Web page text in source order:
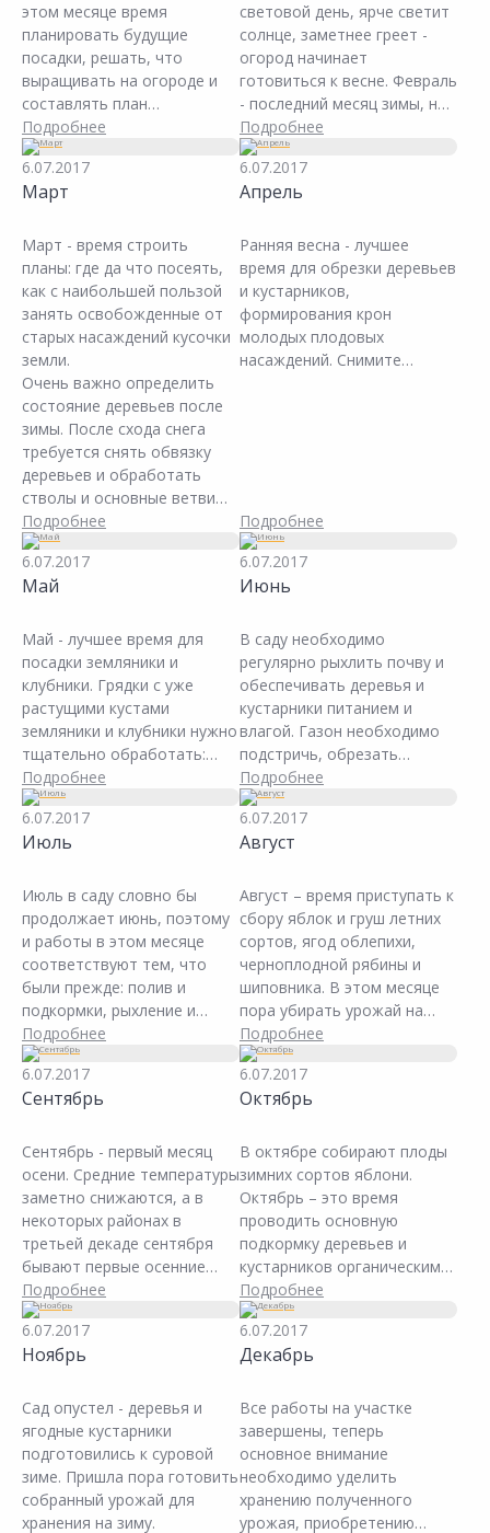
этом месяце время
планировать будущие
посадки, решать, что
выращивать на огороде и
составлять план
размещения культур. Кроме
того, это пора приобретать
в специализированных
магазинах семена овощных
и минеральные удобрения и
все для рассады.
Позаботиться о ремонте
или покупке нового
огородного инвентаря, а,
так же, позаботиться о
покупке пленки для теплиц и
парников.
Подробнее
световой день, ярче светит
солнце, заметнее греет -
огород начинает
готовиться к весне. Февраль
- последний месяц зимы, но
для овощевода-любителя
уже начинается весна.
Подробнее
6.07.2017
Март
Март - время строить
планы: где да что посеять,
как с наибольшей пользой
занять освобожденные от
старых насаждений кусочки
земли.
Очень важно определить
состояние деревьев после
зимы. После схода снега
требуется снять обвязку
деревьев и обработать
стволы и основные ветви
побелкой. При обнаружении
подмерзаний или
повреждений раны на
деревьях необходимо
ножом до здоровых тканей,
после чего
продезинфицировать
раствором железного или
медного купороса или
замазать садовым варом.
Подробнее
6.07.2017
Апрель
Ранняя весна - лучшее
время для обрезки деревьев
и кустарников,
формирования крон
молодых плодовых
насаждений. Снимите
проделайте побелку
стволов известковым
раствором. Предупредите
разрастание корней с
бордюр.
Подробнее
6.07.2017
Май
Май - лучшее время для
посадки земляники и
клубники. Грядки с уже
растущими кустами
земляники и клубники нужно
тщательно обработать:
уничтожить старые,
прошлогодние, зараженные,
больные и желтые листья,
отплодоносившие
усы, прополоть и
подкормить растения.
Подробнее
6.07.2017
Июнь
В саду необходимо
регулярно рыхлить почву и
обеспечивать деревья и
кустарники питанием и
влагой. Газон необходимо
подстричь, обрезать
молодые побеги,
сформировать живые
изгороди и отдельные
кусты, обеспечить
заканчивают высадку
цветов: высаживают
корневища многолетников и
роз.
Подробнее
6.07.2017
Июль
Июль в саду словно бы
продолжает июнь, поэтому
и работы в этом месяце
соответствуют тем, что
были прежде: полив и
подкормки, рыхление и
борьба с сорняками. Но
есть и существенная
разница: в июле многие
деревья и большинство
урожай. Если ожидается
большой урожай плодовых
– под ветки стоит
подставить подпорки,
чтобы сучья деревьев не
обламывались под
тяжестью плодов. Соберите
урожай смородины,
крыжовника и малины.
После окончательного
подкормите кусты.
Подробнее
6.07.2017
Август
Август – время приступать к
сбору яблок и груш летних
сортов, ягод облепихи,
черноплодной рябины и
шиповника. В этом месяце
пора убирать урожай на
овощных грядках. В первой
половине августа в сухую
погоду можно убирать лук и
чеснок, а в конце месяца –
моркови.
Подробнее
6.07.2017
Сентябрь
Сентябрь - первый месяц
осени. Средние температуры
заметно снижаются, а в
некоторых районах в
третьей декаде сентября
бывают первые осенние
заморозки, начинается
листопад. До наступления
заморозков должны быть
завершены все летние
очень важно вовремя
приступить к подготовке
растений к зиме.
Подробнее
6.07.2017
Октябрь
В октябре собирают плоды
зимних сортов яблони.
Октябрь – это время
проводить основную
подкормку деревьев и
кустарников органическими
и фосфорно-калийными
удобрениями. Это время
полива деревьев и
кустарников. Дело в том,
усиленного роста и
укрепления корней. К тому
же обильный запас влаги в
почве предохраняет
плодовые культуры от
подмерзания зимой. После
Подробнее
6.07.2017
Ноябрь
Сад опустел - деревья и
ягодные кустарники
подготовились к суровой
зиме. Пришла пора готовить
собранный урожай для
хранения на зиму.
6.07.2017
Декабрь
Все работы на участке
завершены, теперь
основное внимание
необходимо уделить
хранению полученного
урожая, приобретению